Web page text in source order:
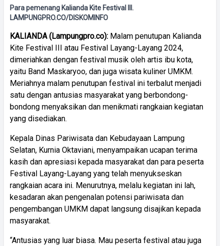
Para pemenang Kalianda Kite Festival III.
LAMPUNGPRO.CO/DISKOMINFO
KALIANDA (Lampungpro.co): Malam penutupan Kalianda
Kite Festival III atau Festival Layang-Layang 2024,
dimeriahkan dengan festival musik oleh artis ibu kota,
yaitu Band Maskaryoo, dan juga wisata kuliner UMKM.
Meriahnya malam penutupan festival ini terbalut menjadi
satu dengan antusias masyarakat yang berbondong-
bondong menyaksikan dan menikmati rangkaian kegiatan
yang disediakan.
Kepala Dinas Pariwisata dan Kebudayaan Lampung
Selatan, Kurnia Oktaviani, menyampaikan ucapan terima
kasih dan apresiasi kepada masyarakat dan para peserta
Festival Layang-Layang yang telah menyukseskan
rangkaian acara ini. Menurutnya, melalu kegiatan ini lah,
kesadaran akan pengenalan potensi pariwisata dan
pengembangan UMKM dapat langsung disajikan kepada
masyarakat.
“Antusias yang luar biasa. Mau peserta festival atau juga